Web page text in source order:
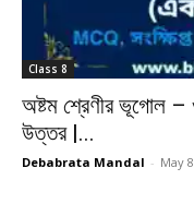
Class 8
অষ্টম শ্রেণীর ভূগোল –
উত্তর |...
Debabrata Mandal - May